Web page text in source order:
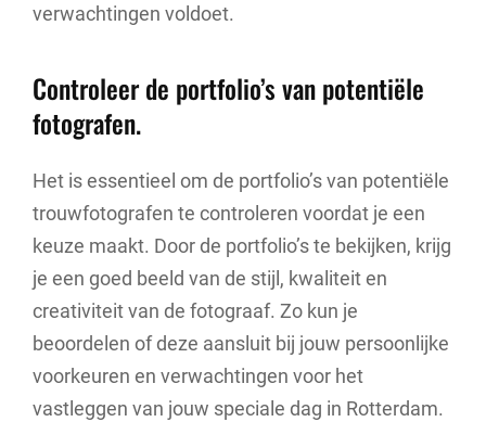
verwachtingen voldoet.
Controleer de portfolio’s van potentiële
fotografen.
Het is essentieel om de portfolio’s van potentiële
trouwfotografen te controleren voordat je een
keuze maakt. Door de portfolio’s te bekijken, krijg
je een goed beeld van de stijl, kwaliteit en
creativiteit van de fotograaf. Zo kun je
beoordelen of deze aansluit bij jouw persoonlijke
voorkeuren en verwachtingen voor het
vastleggen van jouw speciale dag in Rotterdam.